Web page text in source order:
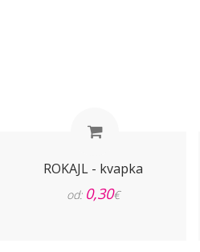
ROKAJL - kvapka
od: 0,30€